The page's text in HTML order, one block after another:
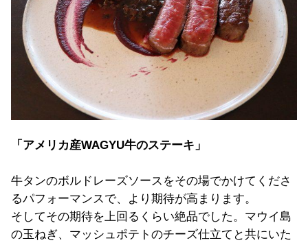
「アメリカ産WAGYU牛のステーキ」
牛タンのボルドレーズソースをその場でかけてくださ
るパフォーマンスで、より期待が高まります。
そしてその期待を上回るくらい絶品でした。マウイ島
の玉ねぎ、マッシュポテトのチーズ仕立てと共にいた